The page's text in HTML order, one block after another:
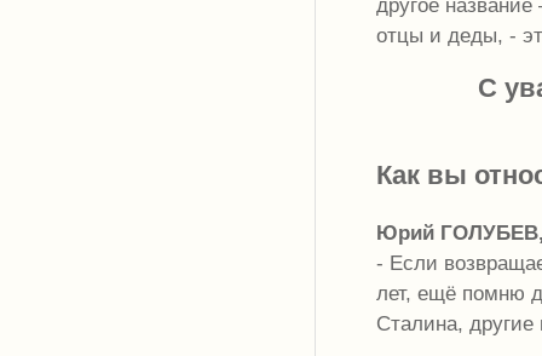
отцы и деды, -
С
Как вы
Юрий ГОЛУБЕВ,
- Если
лет, ещё помню
Сталина,